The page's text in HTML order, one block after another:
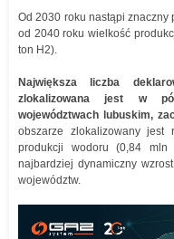
Od 2030 roku nastąpi
od 2040 roku wielkość
ton H2).
Największa liczba
zlokalizowana jest w
województwach lubuskim,
obszarze zlokalizowany jest
produkcji wodoru (0,84
najbardziej dynamiczny
województw.